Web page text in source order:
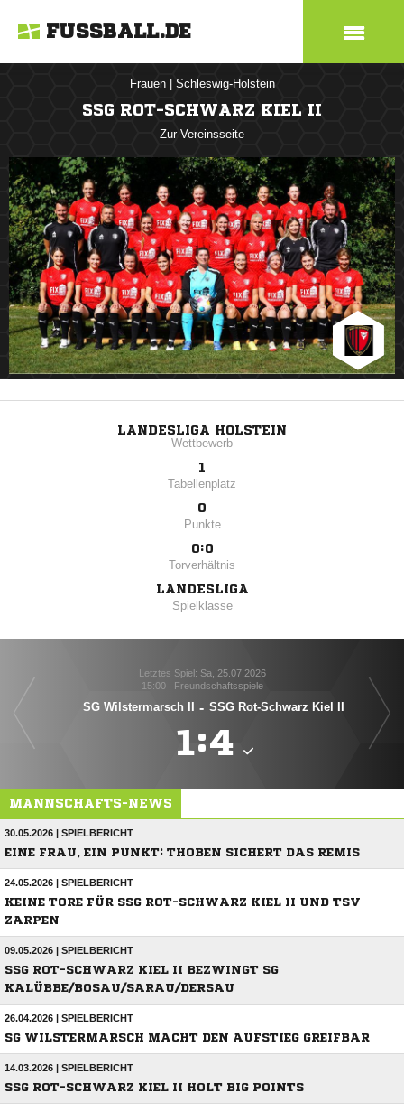
FUSSBALL.DE
Frauen Schleswig-Holstein
SSG ROT-SCHWARZ KIEL II
Zur Vereinsseite
LANDESLIGA HOLSTEIN
Wettbewerb
1
Tabellenplatz
0
Punkte
0:0
Torverhältnis
LANDESLIGA
Spielklasse
Letztes Spiel: Sa, 25.07.2026
15:00 | Freundschaftsspiele
SG Wilstermarsch II - SSG Rot-Schwarz Kiel II
:
MANNSCHAFTS-NEWS
30.05.2026 | SPIELBERICHT
EINE FRAU, EIN PUNKT: THOBEN SICHERT DAS REMIS
24.05.2026 | SPIELBERICHT
KEINE TORE FÜR SSG ROT-SCHWARZ KIEL II UND TSV
ZARPEN
09.05.2026 | SPIELBERICHT
SSG ROT-SCHWARZ KIEL II BEZWINGT SG
KALÜBBE/BOSAU/SARAU/DERSAU
26.04.2026 | SPIELBERICHT
SG WILSTERMARSCH MACHT DEN AUFSTIEG GREIFBAR
14.03.2026 | SPIELBERICHT
SSG ROT-SCHWARZ KIEL II HOLT BIG POINTS